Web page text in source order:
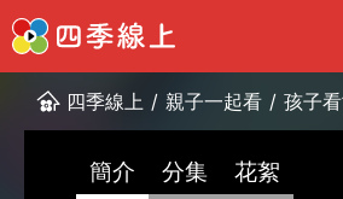
四季線上 / 親子一起看 / 孩子
簡介 分集 花絮